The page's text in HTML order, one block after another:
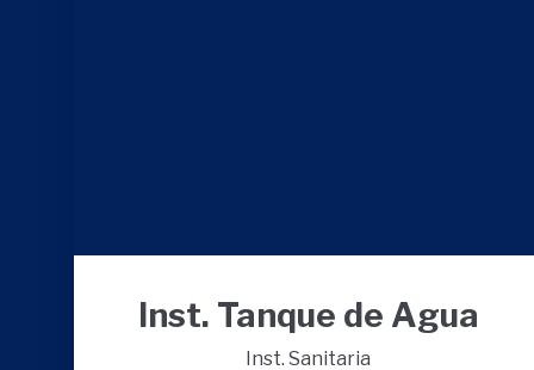
Inst. Tanque de Agua
Inst. Sanitaria